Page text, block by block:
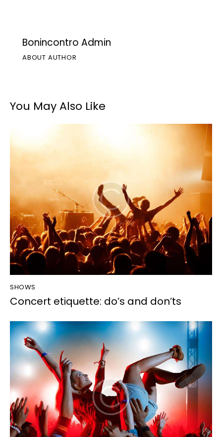
Bonincontro Admin
ABOUT AUTHOR
You May Also Like
SHOWS
Concert etiquette: do’s and don’ts